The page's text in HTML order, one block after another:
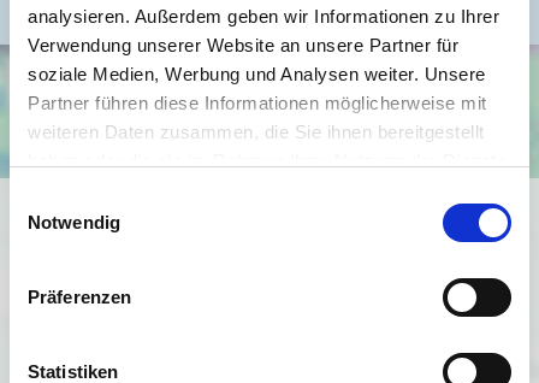
analysieren. Außerdem geben wir Informationen zu Ihrer
Verwendung unserer Website an unsere Partner für
soziale Medien, Werbung und Analysen weiter. Unsere
Partner führen diese Informationen möglicherweise mit
weiteren Daten zusammen, die Sie ihnen bereitgestellt
Notwendig
Präferenzen
Statistiken
Ich bin damit einverstanden, dass mir Karten von Google
(https://policies.google.com/privacy